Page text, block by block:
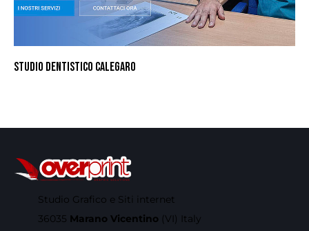
STUDIO DENTISTICO CALEGARO
Studio Grafico e Siti internet
36035 Marano Vicentino (VI) Italy